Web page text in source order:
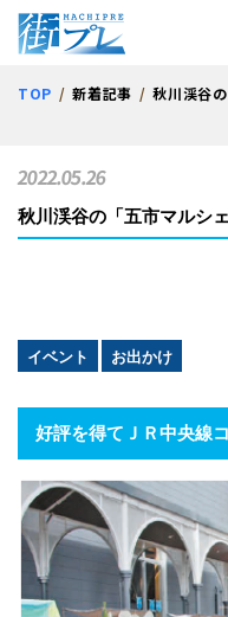
街
TOP 新着記事 秋川渓谷の「五市マ
秋川渓谷の「五市マルシ
イベント お出かけ
2022.05.26
好評を得てＪＲ中央線